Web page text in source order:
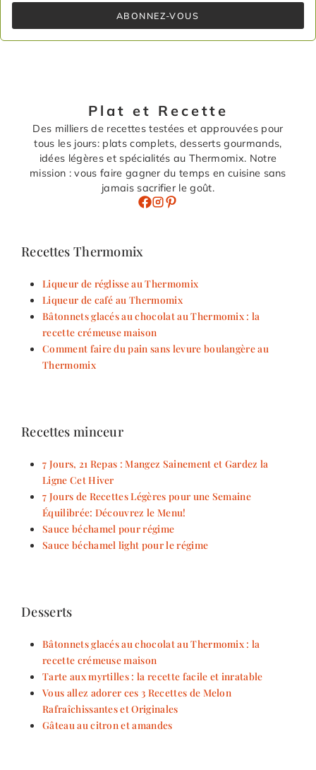
ABONNEZ-VOUS
Plat et Recette
Des milliers de recettes testées et approuvées pour
tous les jours: plats complets, desserts gourmands,
idées légères et spécialités au Thermomix. Notre
mission : vous faire gagner du temps en cuisine sans
jamais sacrifier le goût.
Recettes Thermomix
Liqueur de réglisse au Thermomix
Liqueur de café au Thermomix
Bâtonnets glacés au chocolat au Thermomix : la
recette crémeuse maison
Comment faire du pain sans levure boulangère au
Thermomix
Recettes minceur
7 Jours, 21 Repas : Mangez Sainement et Gardez la
Ligne Cet Hiver
7 Jours de Recettes Légères pour une Semaine
Équilibrée: Découvrez le Menu!
Sauce béchamel pour régime
Sauce béchamel light pour le régime
Desserts
Bâtonnets glacés au chocolat au Thermomix : la
recette crémeuse maison
Tarte aux myrtilles : la recette facile et inratable
Vous allez adorer ces 3 Recettes de Melon
Rafraîchissantes et Originales
Gâteau au citron et amandes